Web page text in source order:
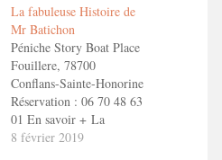
La fabuleuse Histoire de
Mr Batichon
Péniche Story Boat Place
Fouillere, 78700
Conflans-Sainte-Honorine
Réservation : 06 70 48 63
01 En savoir + La
fabuleuse Histoire de Mr
8 février 2019